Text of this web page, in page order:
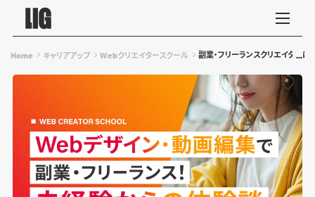
Home キャリアアップ Webクリエイタースクール 副業・フリーランスクリエイターに